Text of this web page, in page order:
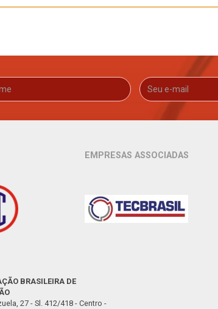
EMPRESAS ASSOCIADAS
BRASILEIRA DE
27 - Sl. 412/418 - Centro -